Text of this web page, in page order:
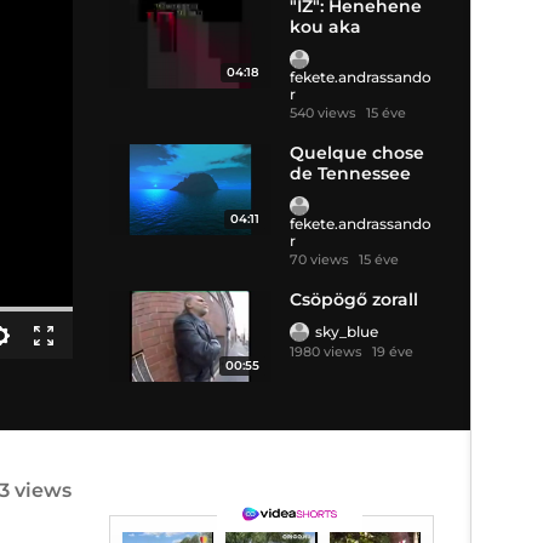
04:18
"IZ": Henehene
kou aka
fekete.andrassando
r
540 views 15 éve
04:11
Quelque chose
de Tennessee
fekete.andrassando
r
70 views 15 éve
00:55
Csöpögő zorall
sky_blue
1980 views 19 éve
views